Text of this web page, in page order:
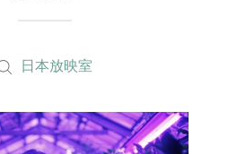
日本放映室